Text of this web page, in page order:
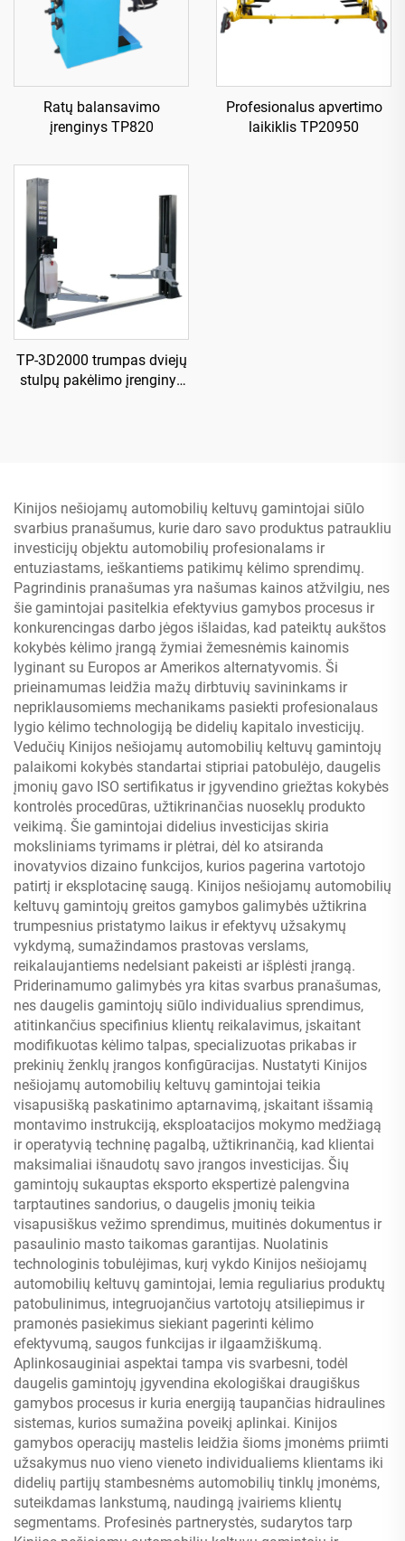
Ratų balansavimo
įrenginys TP820
Profesionalus apvertimo
laikiklis TP20950
TP-3D2000 trumpas dviejų
stulpų pakėlimo įrenginys
Kinijos nešiojamų automobilių keltuvų gamintojai siūlo
svarbius pranašumus, kurie daro savo produktus patraukliu
investicijų objektu automobilių profesionalams ir
entuziastams, ieškantiems patikimų kėlimo sprendimų.
Pagrindinis pranašumas yra našumas kainos atžvilgiu, nes
šie gamintojai pasitelkia efektyvius gamybos procesus ir
konkurencingas darbo jėgos išlaidas, kad pateiktų aukštos
kokybės kėlimo įrangą žymiai žemesnėmis kainomis
lyginant su Europos ar Amerikos alternatyvomis. Ši
prieinamumas leidžia mažų dirbtuvių savininkams ir
nepriklausomiems mechanikams pasiekti profesionalaus
lygio kėlimo technologiją be didelių kapitalo investicijų.
Vedučių Kinijos nešiojamų automobilių keltuvų gamintojų
palaikomi kokybės standartai stipriai patobulėjo, daugelis
įmonių gavo ISO sertifikatus ir įgyvendino griežtas kokybės
kontrolės procedūras, užtikrinančias nuoseklų produkto
veikimą. Šie gamintojai didelius investicijas skiria
moksliniams tyrimams ir plėtrai, dėl ko atsiranda
inovatyvios dizaino funkcijos, kurios pagerina vartotojo
patirtį ir eksplotacinę saugą. Kinijos nešiojamų automobilių
keltuvų gamintojų greitos gamybos galimybės užtikrina
trumpesnius pristatymo laikus ir efektyvų užsakymų
vykdymą, sumažindamos prastovas verslams,
reikalaujantiems nedelsiant pakeisti ar išplėsti įrangą.
Priderinamumo galimybės yra kitas svarbus pranašumas,
nes daugelis gamintojų siūlo individualius sprendimus,
atitinkančius specifinius klientų reikalavimus, įskaitant
modifikuotas kėlimo talpas, specializuotas prikabas ir
prekinių ženklų įrangos konfigūracijas. Nustatyti Kinijos
nešiojamų automobilių keltuvų gamintojai teikia
visapusišką paskatinimo aptarnavimą, įskaitant išsamią
montavimo instrukciją, eksploatacijos mokymo medžiagą
ir operatyvią techninę pagalbą, užtikrinančią, kad klientai
maksimaliai išnaudotų savo įrangos investicijas. Šių
gamintojų sukauptas eksporto ekspertizė palengvina
tarptautines sandorius, o daugelis įmonių teikia
visapusiškus vežimo sprendimus, muitinės dokumentus ir
pasaulinio masto taikomas garantijas. Nuolatinis
technologinis tobulėjimas, kurį vykdo Kinijos nešiojamų
automobilių keltuvų gamintojai, lemia reguliarius produktų
patobulinimus, integruojančius vartotojų atsiliepimus ir
pramonės pasiekimus siekiant pagerinti kėlimo
efektyvumą, saugos funkcijas ir ilgaamžiškumą.
Aplinkosauginiai aspektai tampa vis svarbesni, todėl
daugelis gamintojų įgyvendina ekologiškai draugiškus
gamybos procesus ir kuria energiją taupančias hidraulines
sistemas, kurios sumažina poveikį aplinkai. Kinijos
gamybos operacijų mastelis leidžia šioms įmonėms priimti
užsakymus nuo vieno vieneto individualiems klientams iki
didelių partijų stambesnėms automobilių tinklų įmonėms,
suteikdamas lankstumą, naudingą įvairiems klientų
segmentams. Profesinės partnerystės, sudarytos tarp